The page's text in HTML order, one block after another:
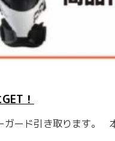
！
ガード引き取ります。